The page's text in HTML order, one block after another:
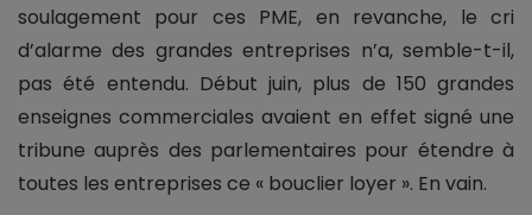
soulagement pour ces PME, en revanche, le cri
d’alarme des grandes entreprises n’a, semble-t-il,
pas été entendu. Début juin, plus de 150 grandes
enseignes commerciales avaient en effet signé une
tribune auprès des parlementaires pour étendre à
toutes les entreprises ce « bouclier loyer ». En vain.